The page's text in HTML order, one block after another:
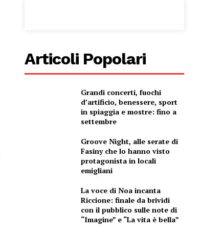
Articoli Popolari
Grandi concerti, fuochi
d’artificio, benessere, sport
in spiaggia e mostre: fino a
settembre
Groove Night, alle serate di
Fasiny che lo hanno visto
protagonista in locali
emigliani
La voce di Noa incanta
Riccione: finale da brividi
con il pubblico sulle note di
“Imagine” e “La vita è bella”